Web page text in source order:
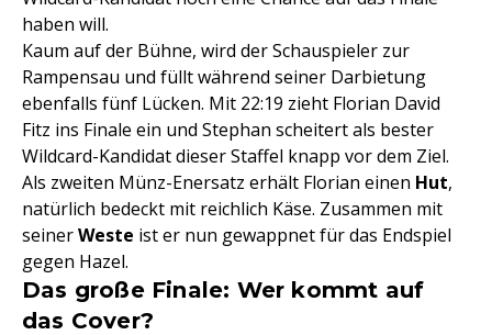
haben will.
Kaum auf der Bühne, wird der Schauspieler zur
Rampensau und füllt während seiner Darbietung
ebenfalls fünf Lücken. Mit 22:19 zieht Florian David
Fitz ins Finale ein und Stephan scheitert als bester
Wildcard-Kandidat dieser Staffel knapp vor dem Ziel.
Als zweiten Münz-Enersatz erhält Florian einen Hut,
natürlich bedeckt mit reichlich Käse. Zusammen mit
seinerWeste ist er nun gewappnet für das Endspiel
gegen Hazel.
Das große Finale: Wer kommt auf
das Cover?